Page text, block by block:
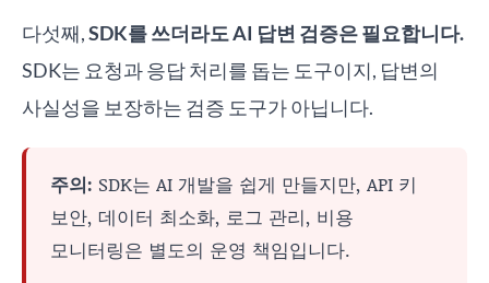
다섯째,SDK를 쓰더라도 AI 답변 검증은 필요합니다.
SDK는 요청과 응답 처리를 돕는 도구이지, 답변의
사실성을 보장하는 검증 도구가 아닙니다.
주의: SDK는 AI 개발을 쉽게 만들지만, API 키
보안, 데이터 최소화, 로그 관리, 비용
모니터링은 별도의 운영 책임입니다.